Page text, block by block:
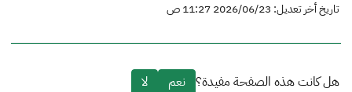
تاريخ أخر تعديل: 2026/06/23 11:27 ص
هل كانت هذه الصفحة مفيدة؟ نعم
لا